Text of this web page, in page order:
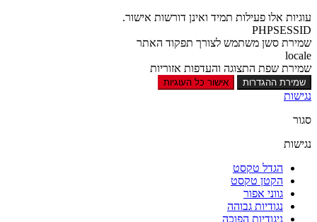
עוגיות אלו פעילות תמיד ואינן דורשות אישור.
PHPSESSID
שמירת סשן משתמש לצורך תפקוד האתר
locale
שמירת שפת התצוגה והעדפות אזוריות
שמירת ההגדרות אישור כל העוגיות
נגישות
סגור
נגישות
הגדל טקסט
הקטן טקסט
גווני אפור
נגודיות גבוהה
ניגודיות הפוכה